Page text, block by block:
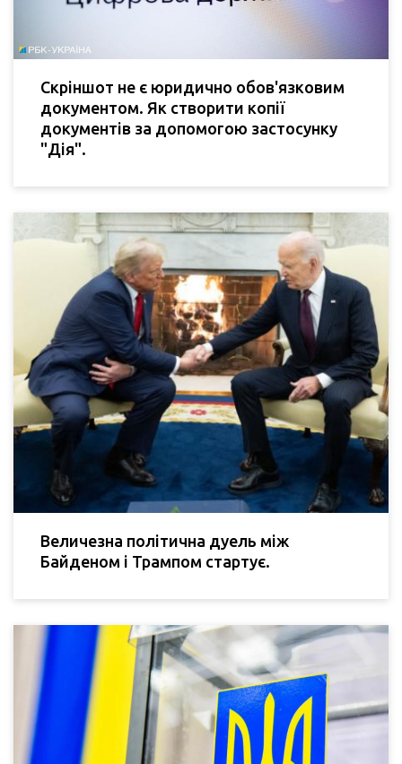
Скріншот не є юридично обов'язковим
документом. Як створити копії
документів за допомогою застосунку
"Дія".
Величезна політична дуель між
Байденом і Трампом стартує.